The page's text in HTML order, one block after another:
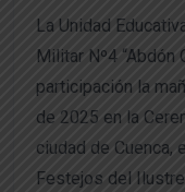
La Unidad
Militar Nº4 “Abdón
participación la
de 2025 en la
ciudad de Cuenca,
Festejos del